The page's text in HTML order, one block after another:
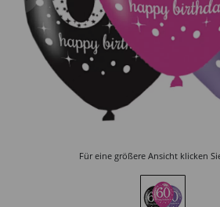
Für eine größere Ansicht klicken